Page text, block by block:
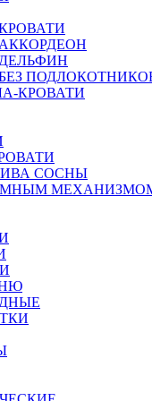
КРОВАТИ
СОСНЫ